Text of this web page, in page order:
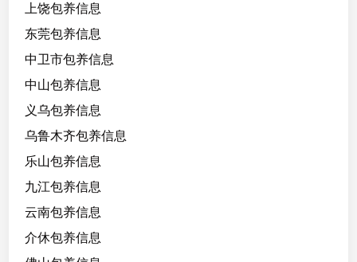
上饶包养信息
东莞包养信息
中卫市包养信息
中山包养信息
义乌包养信息
乌鲁木齐包养信息
乐山包养信息
九江包养信息
云南包养信息
介休包养信息